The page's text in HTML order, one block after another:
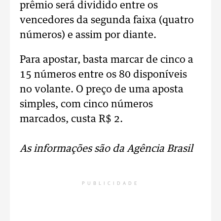
prêmio será dividido entre os
vencedores da segunda faixa (quatro
números) e assim por diante.
Para apostar, basta marcar de cinco a
15 números entre os 80 disponíveis
no volante. O preço de uma aposta
simples, com cinco números
marcados, custa R$ 2.
As informações são da Agência Brasil
PUBLICIDADE